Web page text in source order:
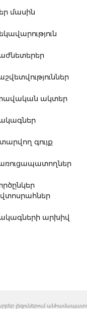
մասին
ակտեր
գույք
արխիվ
լեզուներում